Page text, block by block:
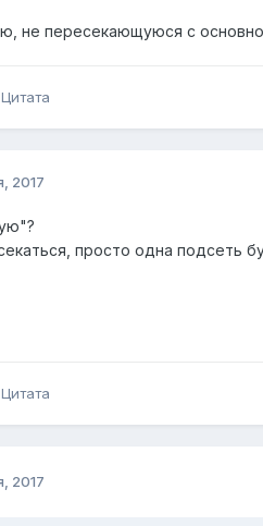
не пересекающуюся с
Цитата
2017
просто одна подсеть
Цитата
2017